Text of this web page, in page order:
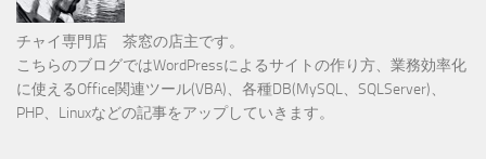
チャイ専門店 茶窓の店主です。
こちらのブログではWordPressによるサイトの作り方、業務効率化
に使えるOffice関連ツール(VBA)、各種DB(MySQL、SQLServer)、
PHP、Linuxなどの記事をアップしていきます。